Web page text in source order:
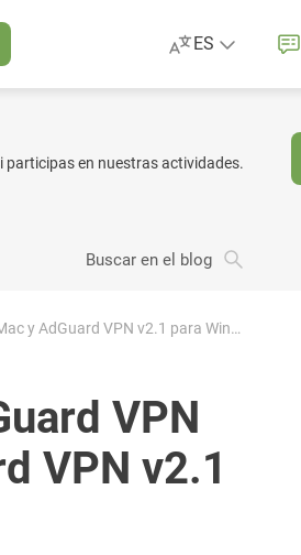
ES
participas en nuestras actividades.
Buscar en el blog
Doble lanzamiento: AdGuard VPN v2.1 para Mac y AdGuard VPN v2.1 para Windows
VPN
VPN v2.1